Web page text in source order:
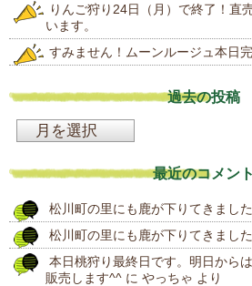
りんご狩り24日（月）で終了！直
います。
すみません！ムーンルージュ本日完
過去の投稿
投
稿
最近のコメント
松川町の里にも鹿が下りてきました
松川町の里にも鹿が下りてきました
本日桃狩り最終日です。明日から
販売します^^ に やっちゃ より